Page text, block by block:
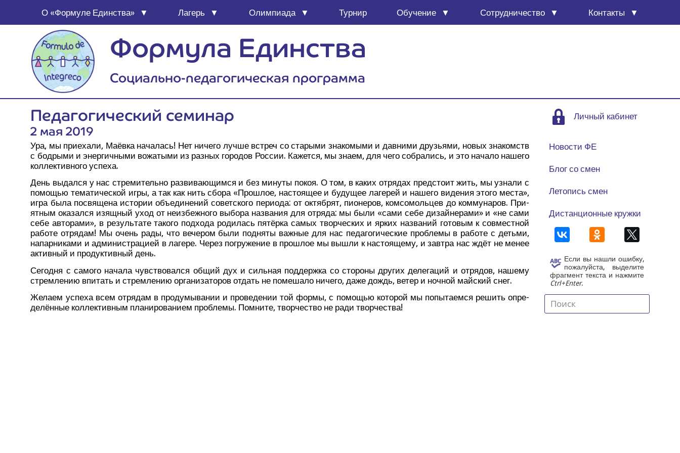
О «Фор­му­ле Единства» Лагерь Олим­пи­а­да Тур­нир Обу­че­ние Сотруд­ни­че­ство Кон­так­ты
Формула Единства
Социально-педагогическая программа
Педа­го­ги­че­ский семинар
2 мая 2019
Ура, мы при­е­ха­ли, Маёв­ка нача­лась! Нет ниче­го луч­ше встреч со ста­ры­ми зна­ко­мы­ми и дав­ни­ми дру­зья­ми, новых зна­комств
с бод­ры­ми и энер­гич­ны­ми вожа­ты­ми из раз­ных горо­дов Рос­сии. Кажет­ся, мы зна­ем, для чего собра­лись, и это нача­ло наше­го
кол­лек­тив­но­го успеха.
День выдал­ся у нас стре­ми­тель­но раз­ви­ва­ю­щим­ся и без мину­ты покоя. О том, в каких отря­дах пред­сто­ит жить, мы узна­ли с
помо­щью тема­ти­че­ской игры, а так как нить сбо­ра «Про­шлое, насто­я­щее и буду­щее лаге­рей и наше­го виде­ния это­го места»,
игра была посвя­ще­на исто­рии объ­еди­не­ний совет­ско­го пери­о­да: от октяб­рят, пио­не­ров, ком­со­моль­цев до ком­му­на­ров. При­
ят­ным ока­зал­ся изящ­ный уход от неиз­беж­но­го выбо­ра назва­ния для отря­да: мы были «сами себе дизай­не­ра­ми» и «не сами
себе авто­ра­ми», в резуль­та­те тако­го под­хо­да роди­лась пятёр­ка самых твор­че­ских и ярких назва­ний гото­вым к сов­мест­ной
рабо­те отря­дам! Мы очень рады, что вече­ром были под­ня­ты важ­ные для нас педа­го­ги­че­ские про­бле­мы в рабо­те с детьми,
напар­ни­ка­ми и адми­ни­стра­ци­ей в лаге­ре. Через погру­же­ние в про­шлое мы вышли к насто­я­ще­му, и зав­тра нас ждёт не менее
актив­ный и про­дук­тив­ный день.
Сего­дня с само­го нача­ла чув­ство­вал­ся общий дух и силь­ная под­держ­ка со сто­ро­ны дру­гих деле­га­ций и отря­дов, наше­му
стрем­ле­нию впи­тать и стрем­ле­нию орга­ни­за­то­ров отдать не поме­ша­ло ниче­го, даже дождь, ветер и ноч­ной май­ский снег.
Жела­ем успе­ха всем отря­дам в про­ду­мы­ва­нии и про­ве­де­нии той фор­мы, с помо­щью кото­рой мы попы­та­ем­ся решить опре­
де­лён­ные кол­лек­тив­ным пла­ни­ро­ва­ни­ем про­бле­мы. Помни­те, твор­че­ство не ради творчества!
Личный кабинет
Новости ФЕ
Блог со смен
Летопись смен
Дистанционные кружки
Если вы нашли ошибку,
пожалуйста, выделите
фрагмент текста и нажмите
Ctrl+Enter.